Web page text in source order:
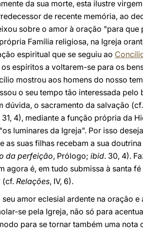
da sua morte, esta ilustre
de recente memória, ao
sobre o amor à oração "para
Família religiosa, na Igreja
espiritual que se seguiu ao
espíritos a voltarem-se para os
mostrou aos homens do nosso
o seu tempo tão interessada
dúvida, o sacramento da salvação
31, 4), mediante a função própria da
luminares da Igreja". Por isso
as suas filhas recebam a sua
da perfeição, Prólogo; ibid. 30, 4).
agora é, em tudo submissa à santa
(cf. Relações, IV, 6).
amor eclesial ardente na oração
se pela Igreja, não só para
para se tornar também uma